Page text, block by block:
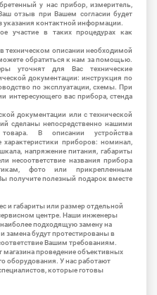
у нас прибор, измеритель,
отзыв при Вашем согласии будет
указания контактной информации.
участие в таких процедурах как
техническом описании необходимой
обратиться к нам за помощью.
уточнят для Вас технические
документации: инструкция по
по эксплуатации, схемы. При
интересующего вас прибора, стенда
документации или с технической
сделаны непосредственно нашими
В описании устройства
характеристики приборов: номинал,
напряжение питания, габариты
несоответствие названия прибора
фото или прикрепленным
получите полезный подарок вместе
и габариты или размер отдельной
центре. Наши инженеры
подходящую замену на
замена будут протестированы в
Вашим требованиям.
магазина проведение объективных
оборудования. У нас работают
которые готовы